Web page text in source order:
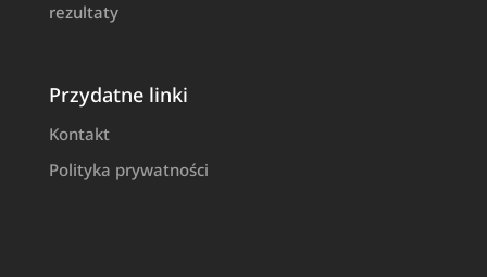
rezultaty
Przydatne linki
Kontakt
Polityka prywatności